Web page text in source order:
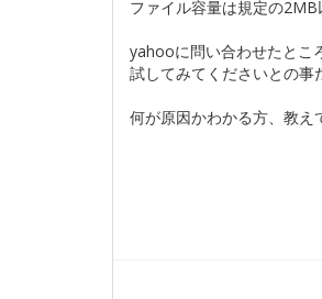
ファイル容量は規定の2MB
yahooに問い合わせたとこ
試してみてくださいとの事
何が原因かわかる方、教え